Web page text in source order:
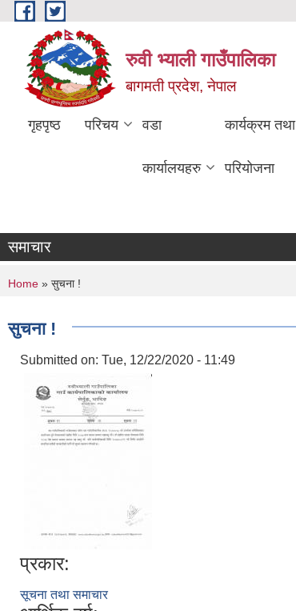
Skip to main content
रुवी भ्याली गाउँपालिका
बागमती प्रदेश, नेपाल
गृहपृष्ठ परिचय वडा
कार्यालयहरु
कार्यक्रम तथा
परियोजना
समाचार
You are here
Home » सुचना !
सुचना !
Submitted on: Tue, 12/22/2020 - 11:49
प्रकार:
सूचना तथा समाचार